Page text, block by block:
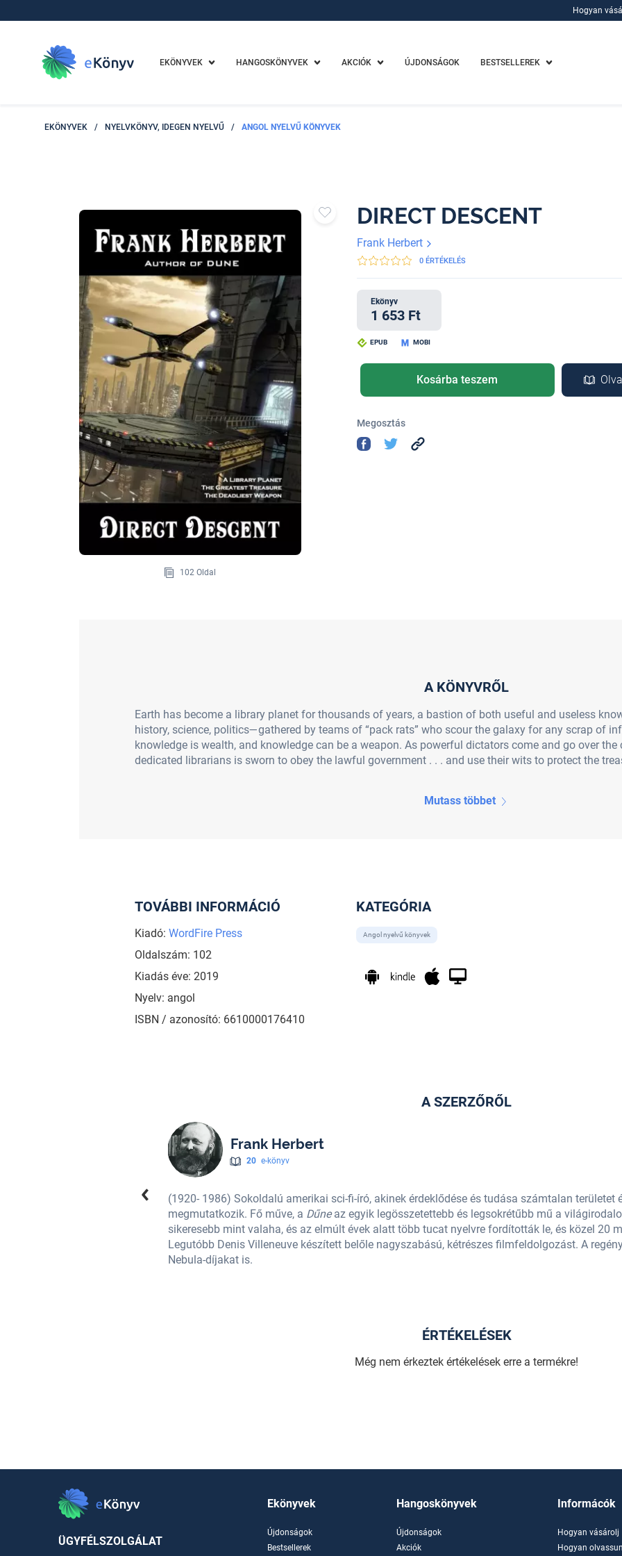
Hogyan
EKÖNYVEK HANGOSKÖNYVEK AKCIÓK ÚJDONSÁGOK BESTSELLEREK
EKÖNYVEK / NYELVKÖNYV, IDEGEN NYELVŰ / ANGOL NYELVŰ KÖNYVEK
102 Oldal
DIRECT DESCENT
Frank Herbert
0 ÉRTÉKELÉS
Ekönyv
1 653 Ft
EPUB MOBI
Kosárba teszem
Megosztás
A KÖNYVRŐL
Earth has become a library planet for thousands of years, a bastion of both useful and useless
history, science, politics—gathered by teams of “pack rats” who scour the galaxy for any scrap of
knowledge is wealth, and knowledge can be a weapon. As powerful dictators come and go over
dedicated librarians is sworn to obey the lawful government . . . and use their wits to protect the
Mutass többet
TOVÁBBI INFORMÁCIÓ
Kiadó: WordFire Press
Oldalszám: 102
Kiadás éve: 2019
Nyelv: angol
ISBN / azonosító: 6610000176410
KATEGÓRIA
Angol nyelvű könyvek
A SZERZŐRŐL
érintett és ez regényein is
Frank Herbert
20 e-könyv
(1920- 1986) Sokoldalú amerikai sci-fi-író, akinek érdeklődése és tudása számtalan területet
megmutatkozik. Fő műve, a Dűneaz egyik legösszetettebb és legsokrétűbb mű a
sikeresebb mint valaha, és az elmúlt évek alatt több tucat nyelvre fordították le, és közel 20
Legutóbb Denis Villeneuve készített belőle nagyszabású, kétrészes filmfeldolgozást. A
Nebula-díjakat is.
ÉRTÉKELÉSEK
Még nem érkeztek értékelések erre a termékre!
ÜGYFÉLSZOLGÁLAT
Ekönyvek
Újdonságok
Bestsellerek
Hangoskönyvek
Újdonságok
Akciók
Informácók
Hogyan vásárolj
Hogyan